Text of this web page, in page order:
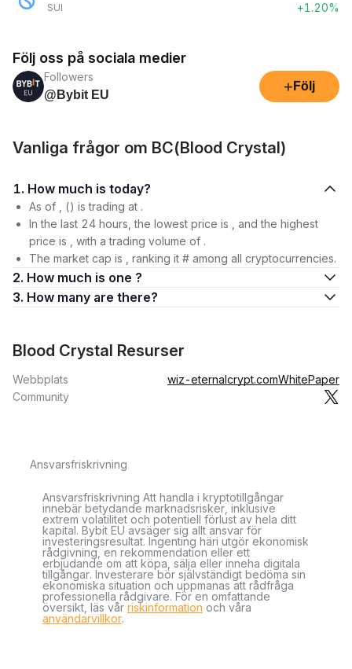
SUI
+1.20%
Följ oss på sociala medier
Followers
@Bybit EU
+ Följ
Vanliga frågor om BC(Blood Crystal)
1. How much is today?
As of , () is trading at .
In the last 24 hours, the lowest price is , and the highest
price is , with a trading volume of .
The market cap is , ranking it # among all cryptocurrencies.
2. How much is one ?
3. How many are there?
Blood Crystal Resurser
Webbplats wiz-eternalcrypt.comWhitePaper
Community
Ansvarsfriskrivning
Ansvarsfriskrivning Att handla i kryptotillgångar
innebär betydande marknadsrisker, inklusive
extrem volatilitet och potentiell förlust av hela ditt
kapital. Bybit EU avsäger sig allt ansvar för
investeringsresultat. Ingenting häri utgör ekonomisk
rådgivning, en rekommendation eller ett
erbjudande om att köpa, sälja eller inneha digitala
tillgångar. Investerare bör självständigt bedöma sin
ekonomiska situation och uppmanas att rådfråga
professionella rådgivare. För en omfattande
översikt, läs vår riskinformation och våra
användarvillkor.